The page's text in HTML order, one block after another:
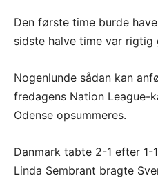
Den første time burde
sidste halve time var rigtig
Nogenlunde sådan kan
fredagens Nation League-
Odense opsummeres.
Danmark tabte 2-1 efter 1-
Linda Sembrant bragte